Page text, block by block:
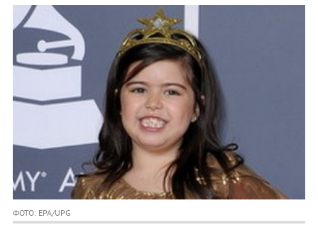
ФОТО: EPA/UPG